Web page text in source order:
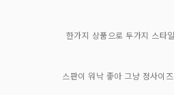
한가지 상품으로 두가지 스타
스판이 워낙 좋아 그냥 정사이